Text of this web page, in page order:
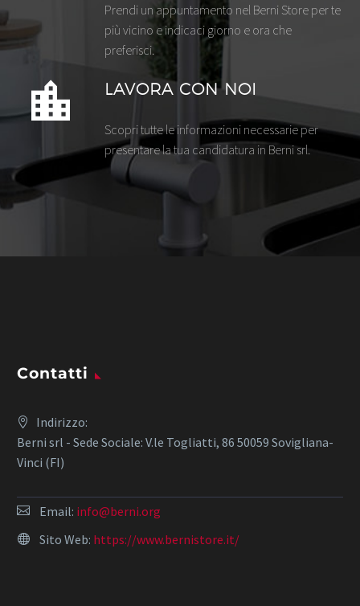
Prendi un appuntamento nel Berni Store per te
più vicino e indicaci giorno e ora che
preferisci.
LAVORA CON NOI
Scopri tutte le informazioni necessarie per
presentare la tua candidatura in Berni srl.
Contatti
Indirizzo:
Berni srl - Sede Sociale: V.le Togliatti, 86 50059 Sovigliana-
Vinci (FI)
Email: info@berni.org
Sito Web: https://www.bernistore.it/